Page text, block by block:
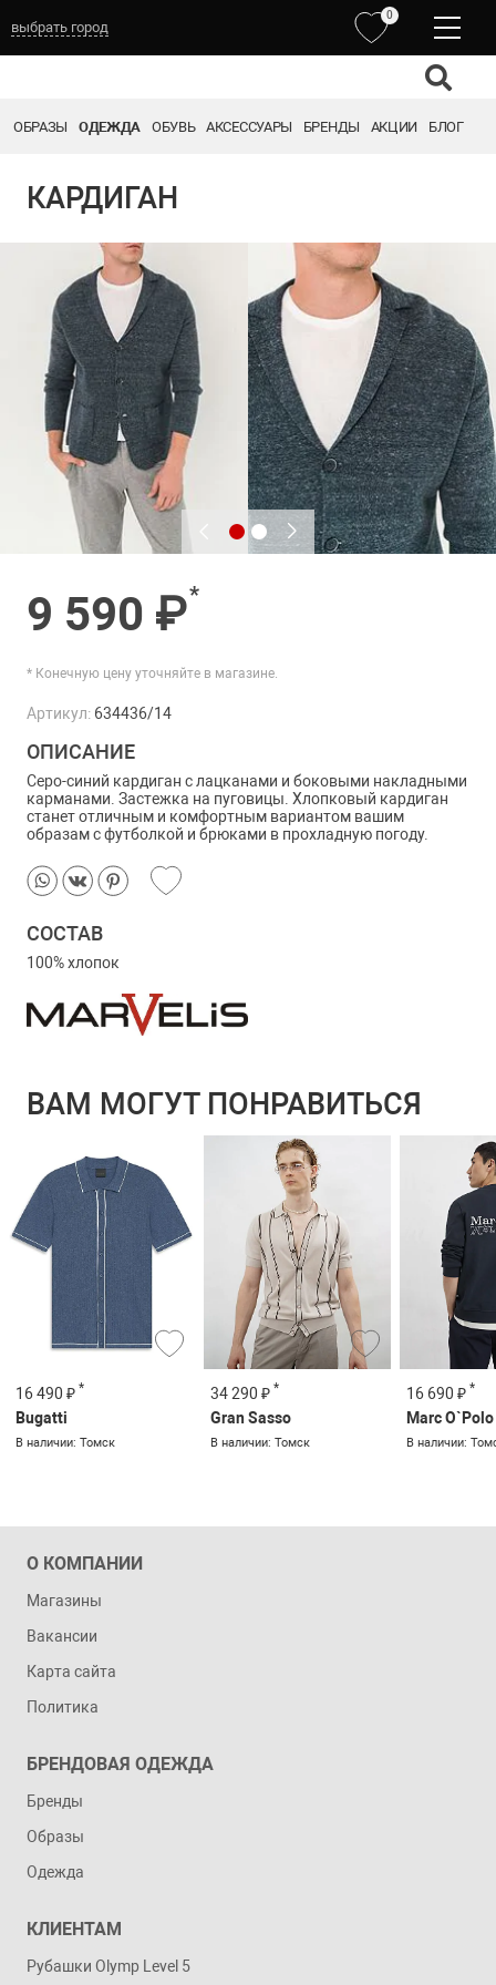
выбрать город
0
ОБРАЗЫ ОДЕЖДА ОБУВЬ АКСЕССУАРЫ БРЕНДЫ АКЦИИ БЛОГ
КАРДИГАН
9 590 ₽*
* Конечную цену уточняйте в магазине.
Артикул: 634436/14
ОПИСАНИЕ
Серо-синий кардиган с лацканами и боковыми накладными
карманами. Застежка на пуговицы. Хлопковый кардиган
станет отличным и комфортным вариантом вашим
образам с футболкой и брюками в прохладную погоду.
СОСТАВ
100% хлопок
ВАМ МОГУТ ПОНРАВИТЬСЯ
16 490 ₽ *
Bugatti
В наличии: Томск
34 290 ₽ *
Gran Sasso
В наличии: Томск
16 690 ₽ *
Marc O`Polo
В наличии:
О КОМПАНИИ
Магазины
Вакансии
Карта сайта
Политика
БРЕНДОВАЯ ОДЕЖДА
Бренды
Образы
Одежда
КЛИЕНТАМ
Рубашки Olymp Level 5